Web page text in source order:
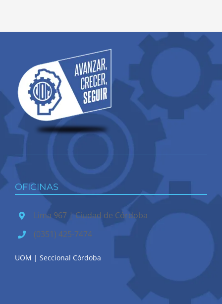
OFICINAS
Lima 967 | Ciudad de Córdoba
(0351) 425-7474
UOM | Seccional Córdoba